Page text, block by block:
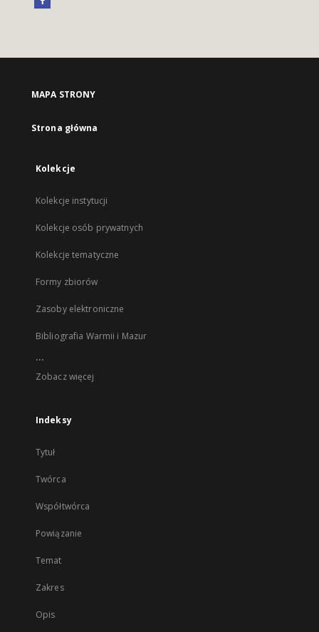
MAPA STRONY
Strona główna
Kolekcje
Kolekcje instytucji
Kolekcje osób prywatnych
Kolekcje tematyczne
Formy zbiorów
Zasoby elektroniczne
Bibliografia Warmii i Mazur
...
Zobacz więcej
Indeksy
Tytuł
Twórca
Współtwórca
Powiązanie
Temat
Zakres
Opis